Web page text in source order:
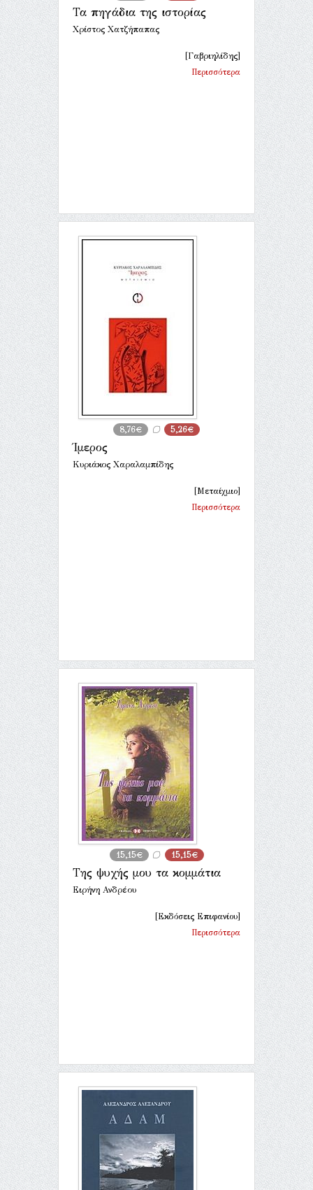
Τα πηγάδια της ιστορίας
Χρίστος Χατζήπαπας
[Γαβριηλίδης]
Περισσότερα
8,76€ 5,26€
Ίμερος
Κυριάκος Χαραλαμπίδης
[Μεταίχμιο]
Περισσότερα
15,15€ 15,15€
Της ψυχής μου τα κομμάτια
Ειρήνη Ανδρέου
[Εκδόσεις Επιφανίου]
Περισσότερα